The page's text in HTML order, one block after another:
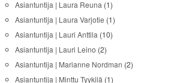
Asiantuntija | Laura Reuna (1)
Asiantuntija | Laura Varjotie (1)
Asiantuntija | Lauri Anttila (10)
Asiantuntija | Lauri Leino (2)
Asiantuntija | Marianne Nordman (2)
Asiantuntija | Minttu Tyykilä (1)